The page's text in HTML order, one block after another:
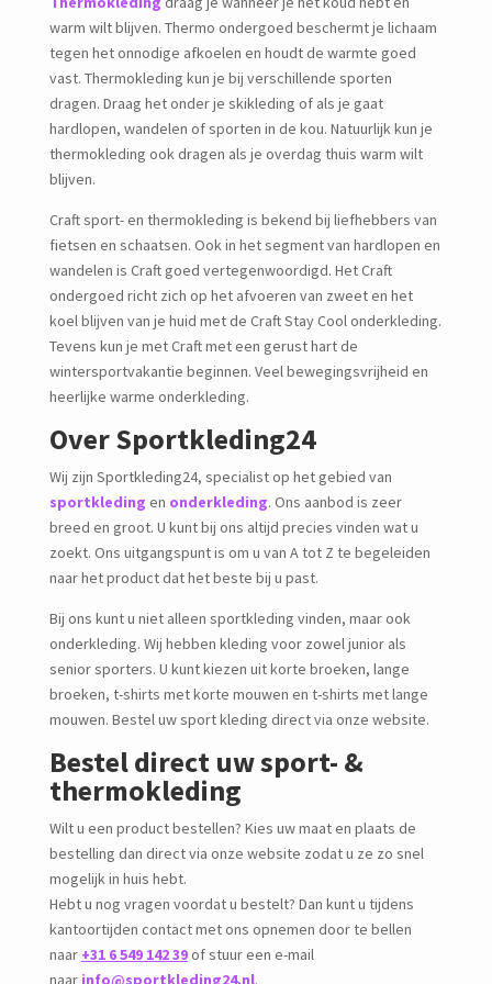
warm wilt blijven. Thermo ondergoed beschermt je lichaam
tegen het onnodige afkoelen en houdt de warmte goed
vast. Thermokleding kun je bij verschillende sporten
dragen. Draag het onder je skikleding of als je gaat
hardlopen, wandelen of sporten in de kou. Natuurlijk kun je
thermokleding ook dragen als je overdag thuis warm wilt
blijven.
Craft sport- en thermokleding is bekend bij liefhebbers van
fietsen en schaatsen. Ook in het segment van hardlopen en
wandelen is Craft goed vertegenwoordigd. Het Craft
ondergoed richt zich op het afvoeren van zweet en het
koel blijven van je huid met de Craft Stay Cool onderkleding.
Tevens kun je met Craft met een gerust hart de
wintersportvakantie beginnen. Veel bewegingsvrijheid en
heerlijke warme onderkleding.
Over Sportkleding24
Wij zijn Sportkleding24, specialist op het gebied van
sportkleding en onderkleding. Ons aanbod is zeer
breed en groot. U kunt bij ons altijd precies vinden wat u
zoekt. Ons uitgangspunt is om u van A tot Z te begeleiden
naar het product dat het beste bij u past.
Bij ons kunt u niet alleen sportkleding vinden, maar ook
onderkleding. Wij hebben kleding voor zowel junior als
senior sporters. U kunt kiezen uit korte broeken, lange
broeken, t-shirts met korte mouwen en t-shirts met lange
mouwen. Bestel uw sport kleding direct via onze website.
Bestel direct uw sport- &
thermokleding
Wilt u een product bestellen? Kies uw maat en plaats de
bestelling dan direct via onze website zodat u ze zo snel
mogelijk in huis hebt.
Hebt u nog vragen voordat u bestelt? Dan kunt u tijdens
kantoortijden contact met ons opnemen door te bellen
naar +31 6 549 142 39of stuur een e-mail
naar info@sportkleding24.nl.